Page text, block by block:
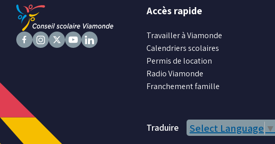
Accès rapide
Travailler à Viamonde
Calendriers scolaires
Permis de location
Radio Viamonde
Franchement famille
Traduire Select Language ▼